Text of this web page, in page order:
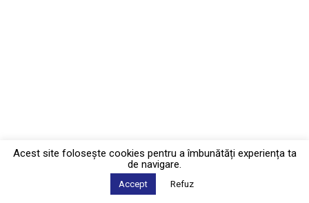
Acest site foloseşte cookies pentru a îmbunătăți experiența ta
de navigare.
Accept Refuz